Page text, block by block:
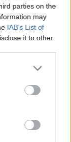
parties on the
may
IAB’s List of
it to other
δράσεις με